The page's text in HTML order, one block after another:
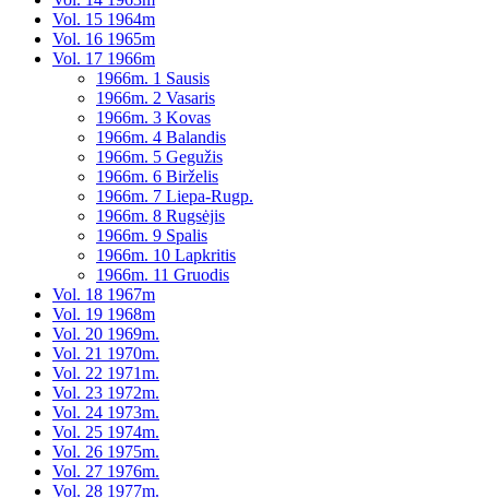
Vol. 15 1964m
Vol. 16 1965m
Vol. 17 1966m
1966m. 1 Sausis
1966m. 2 Vasaris
1966m. 3 Kovas
1966m. 4 Balandis
1966m. 5 Gegužis
1966m. 6 Birželis
1966m. 7 Liepa-Rugp.
1966m. 8 Rugsėjis
1966m. 9 Spalis
1966m. 10 Lapkritis
1966m. 11 Gruodis
Vol. 18 1967m
Vol. 19 1968m
Vol. 20 1969m.
Vol. 21 1970m.
Vol. 22 1971m.
Vol. 23 1972m.
Vol. 24 1973m.
Vol. 25 1974m.
Vol. 26 1975m.
Vol. 27 1976m.
Vol. 28 1977m.